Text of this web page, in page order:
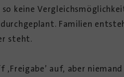
keine
Familien
steht.
auf, aber